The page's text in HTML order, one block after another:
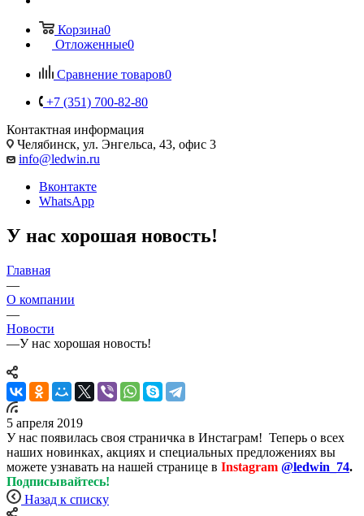
Корзина0
Отложенные0
Сравнение товаров0
+7 (351) 700-82-80
Контактная информация
Челябинск, ул. Энгельса, 43, офис 3
info@ledwin.ru
Вконтакте
WhatsApp
У нас хорошая новость!
Главная
—
О компании
—
Новости
—У нас хорошая новость!
5 апреля 2019
У нас появилась своя страничка в Инстаграм! Теперь о всех
наших новинках, акциях и специальных предложениях вы
можете узнавать на нашей странице в Instagram @ledwin_74.
Подписывайтесь!
Назад к списку